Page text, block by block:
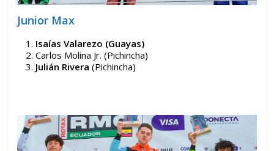
Junior Max
Isaías Valarezo (Guayas)
Carlos Molina Jr. (Pichincha)
Julián Rivera (Pichincha)